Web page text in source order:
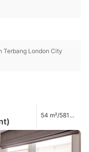
Terbang London City
54 m²/581